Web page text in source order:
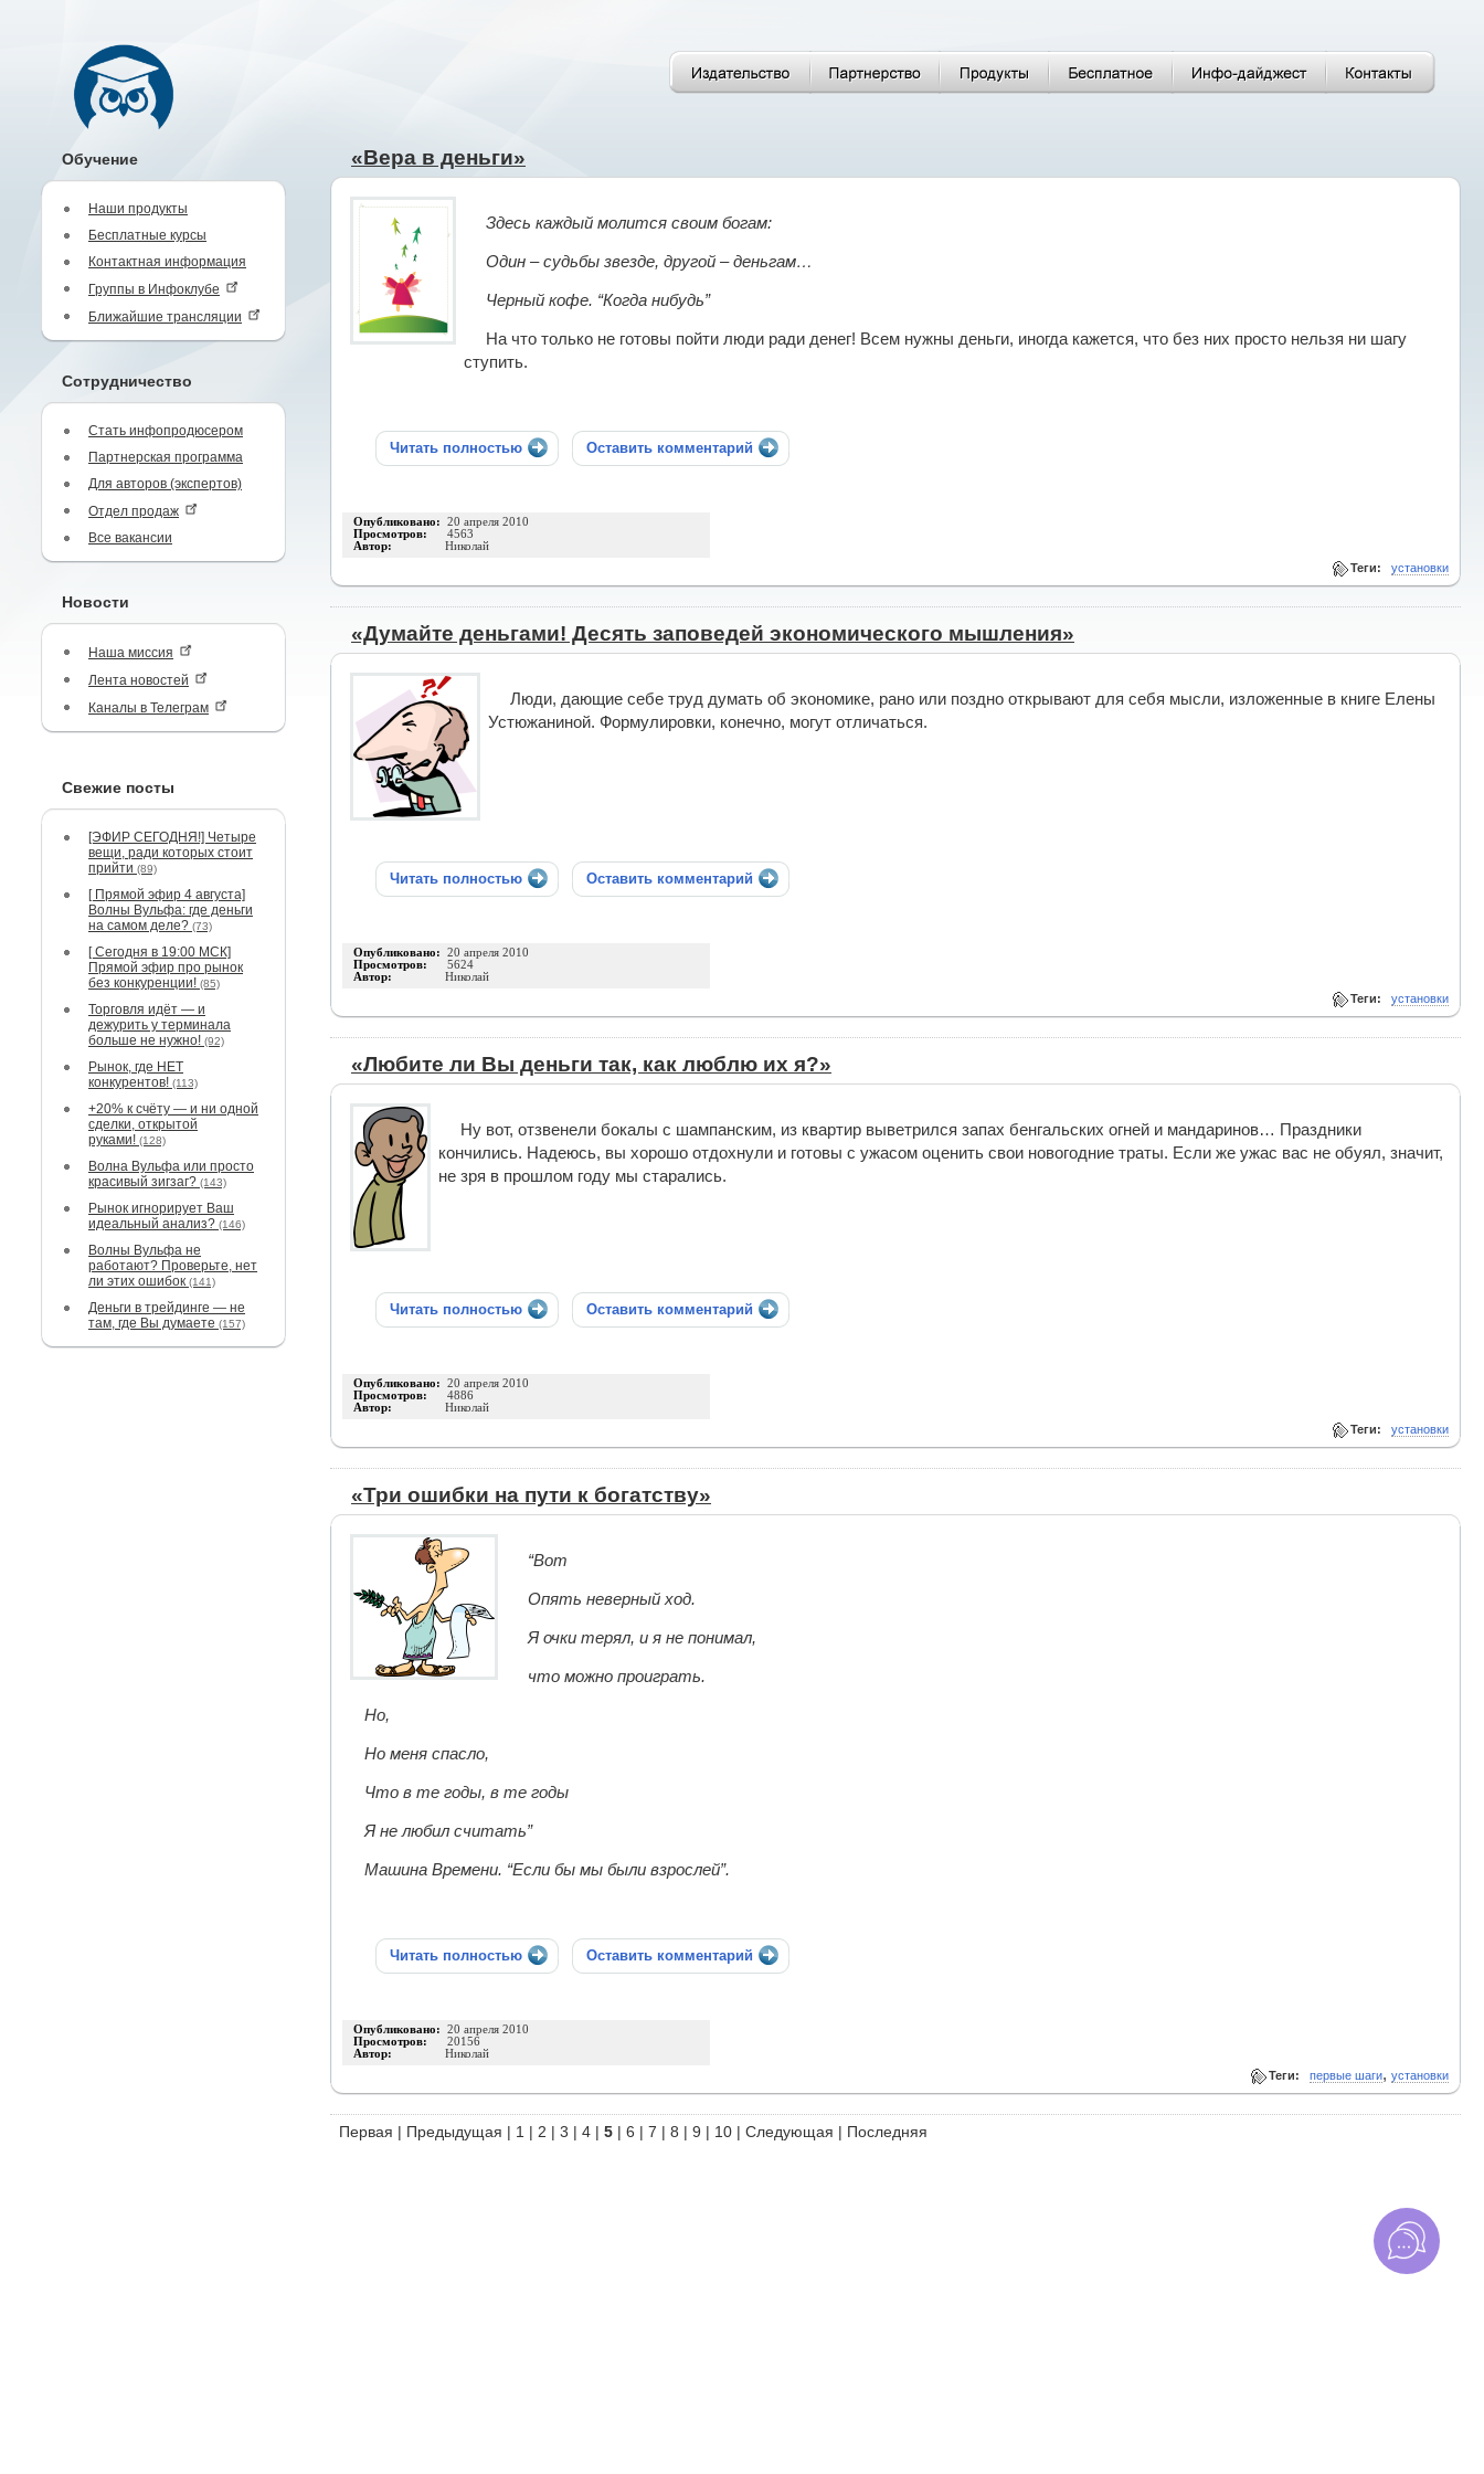
Обучение
Наши продукты
Бесплатные курсы
Контактная информация
Группы в Инфоклубе
Ближайшие трансляции
Сотрудничество
Стать инфопродюсером
Партнерская программа
Для авторов (экспертов)
Отдел продаж
Все вакансии
Новости
Наша миссия
Лента новостей
Каналы в Телеграм
Свежие посты
[ЭФИР СЕГОДНЯ!] Четыре
вещи, ради которых стоит
прийти (89)
[ Прямой эфир 4 августа]
Волны Вульфа: где деньги
на самом деле? (73)
[ Сегодня в 19:00 МСК]
Прямой эфир про рынок
без конкуренции! (85)
Торговля идёт — и
дежурить у терминала
больше не нужно! (92)
Рынок, где НЕТ
конкурентов! (113)
+20% к счёту — и ни одной
сделки, открытой
руками! (128)
Волна Вульфа или просто
красивый зигзаг? (143)
Рынок игнорирует Ваш
идеальный анализ? (146)
Волны Вульфа не
работают? Проверьте, нет
ли этих ошибок (141)
Деньги в трейдинге — не
там, где Вы думаете (157)
«Вера в деньги»
Здесь каждый молится своим богам:
Один – судьбы звезде, другой – деньгам…
Черный кофе. “Когда нибудь”
На что только не готовы пойти люди ради денег! Всем нужны деньги, иногда кажется, что без них просто нельзя ни шагу
ступить.
Читать полностью Оставить комментарий
Опубликовано: 20 апреля 2010
Просмотров: 4563
Автор: Николай
Теги: установки
«Думайте деньгами! Десять заповедей экономического мышления»
Люди, дающие себе труд думать об экономике, рано или поздно открывают для себя мысли, изложенные в книге Елены
Устюжаниной. Формулировки, конечно, могут отличаться.
Читать полностью Оставить комментарий
Опубликовано: 20 апреля 2010
Просмотров: 5624
Автор: Николай
Теги: установки
«Любите ли Вы деньги так, как люблю их я?»
Ну вот, отзвенели бокалы с шампанским, из квартир выветрился запах бенгальских огней и мандаринов… Праздники
кончились. Надеюсь, вы хорошо отдохнули и готовы с ужасом оценить свои новогодние траты. Если же ужас вас не обуял, значит,
не зря в прошлом году мы старались.
Читать полностью Оставить комментарий
Опубликовано: 20 апреля 2010
Просмотров: 4886
Автор: Николай
Теги: установки
«Три ошибки на пути к богатству»
“Вот
Опять неверный ход.
Я очки терял, и я не понимал,
что можно проиграть.
Но,
Но меня спасло,
Что в те годы, в те годы
Я не любил считать”
Машина Времени. “Если бы мы были взрослей”.
Читать полностью Оставить комментарий
Опубликовано: 20 апреля 2010
Просмотров: 20156
Автор: Николай
Теги: первые шаги, установки
Первая | Предыдущая | 1 | 2 | 3 | 4 | 5 | 6 | 7 | 8 | 9 | 10 | Следующая | Последняя